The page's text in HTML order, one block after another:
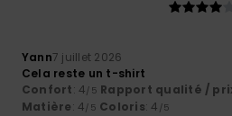
Yann7 juillet 2026
Cela reste un t-shirt
Confort: 4/5 Rapport qualité /
Matière: 4/5 Coloris: 4 /5